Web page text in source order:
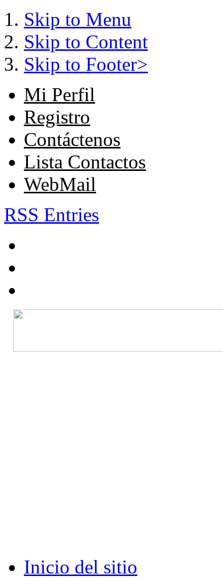
Skip to Menu
Skip to Content
Skip to Footer>
Mi Perfil
Registro
Contáctenos
Lista Contactos
WebMail
RSS Entries
Inicio del sitio